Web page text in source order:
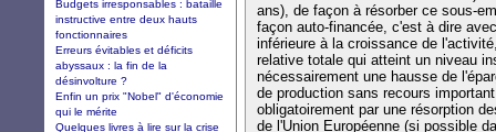
ans), de façon à résorber ce sous-
façon auto-financée, c'est à dire
inférieure à la croissance de
relative totale qui atteint un niveau
nécessairement une hausse de
de production sans recours
obligatoirement par une résorption
de l'Union Européenne (si possible
Budgets irresponsables : bataille
instructive entre deux hauts
fonctionnaires
Erreurs évitables et déficits
abyssaux : la fin de la
désinvolture ?
Enfin un prix "Nobel" d'économie
qui le mérite
Quelques livres à lire sur la crise